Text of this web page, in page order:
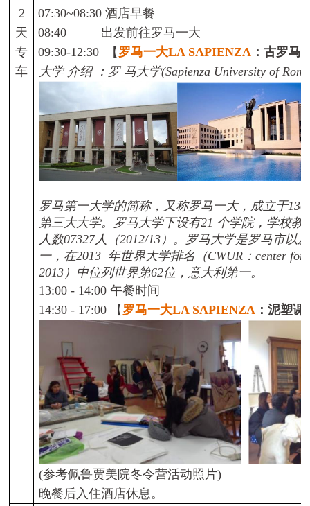
2
天
专
车
07:30~08:30酒店早餐
08:40 出发前往罗马一大
09:30-12:30
【 罗马一大LA SAPIENZA ：古罗马
大学 介绍 ：罗 马大学(Sapienza University of
罗马第一大学的简称，又称罗马一大，成立于
第三大大学。罗马大学下设有21 个学院，学校教
人数07327人（2012/13 ）。罗马大学是罗马市以
一，在2013 年世界大学排名（CWUR ：center for
2013 ）中位列世界第62位，意大利第一。
13:00 - 14:00午餐时间
14:30 - 17:00
【 罗马一大LA SAPIENZA ：泥塑课
(参考佩鲁贾美院冬令营活动照片)
晚餐后入住酒店休息。